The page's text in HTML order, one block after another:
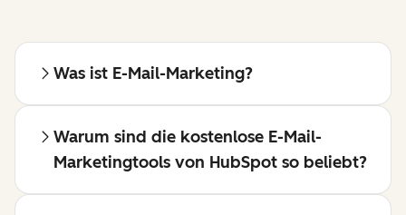
Was ist E-Mail-Marketing?
Warum sind die kostenlose E-Mail-
Marketingtools von HubSpot so beliebt?